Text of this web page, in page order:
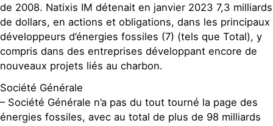
de 2008. Natixis IM détenait en janvier 2023 7,3 milliards
de dollars, en actions et obligations, dans les principaux
développeurs d’énergies fossiles (7) (tels que Total), y
compris dans des entreprises développant encore de
nouveaux projets liés au charbon.
Société Générale
– Société Générale n’a pas du tout tourné la page des
énergies fossiles, avec au total de plus de 98 milliards